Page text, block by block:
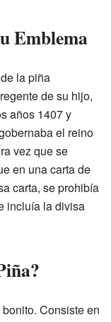
Emblema
la piña
de su hijo,
años 1407 y
el reino
vez que se
en una carta de
carta, se prohibía
incluía la divisa
Consiste en